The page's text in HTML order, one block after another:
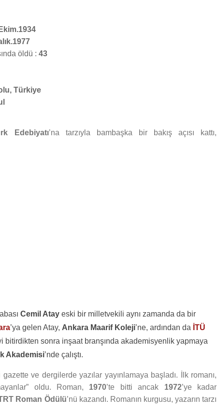
öldü : 43
Türkiye
Edebiyatı’na tarzıyla bambaşka bir bakış açısı kattı,
Cemil Atay eski bir milletvekili aynı zamanda da bir
’ya gelen Atay, Ankara Maarif Koleji’ne, ardından da İTÜ
bitirdikten sonra inşaat branşında akademisyenlik yapmaya
Akademisi’nde çalıştı.
ve dergilerde yazılar yayınlamaya başladı. İlk romanı,
oldu. Roman, 1970’te bitti ancak 1972’ye kadar
Roman Ödülü’nü kazandı. Romanın kurgusu, yazarın tarzı